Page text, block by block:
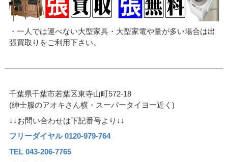
・一人では運べない大型家具・大型家電や量が多い場合は出
張買取りをご利用下さい。
千葉県千葉市若葉区東寺山町572-18
(紳士服のアオキさん横・スーパータイヨー近く)
↓↓お問い合わせは下記番号より↓↓
フリーダイヤル 0120-979-764
TEL 043-206-7765